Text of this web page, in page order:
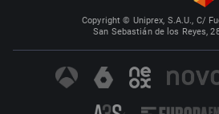
Copyright © Uniprex, S.A.U., C/
San Sebastián de los Reyes,